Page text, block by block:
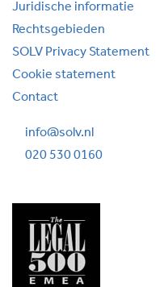
Juridische informatie
Rechtsgebieden
SOLV Privacy Statement
Cookie statement
Contact
info@solv.nl
020 530 0160